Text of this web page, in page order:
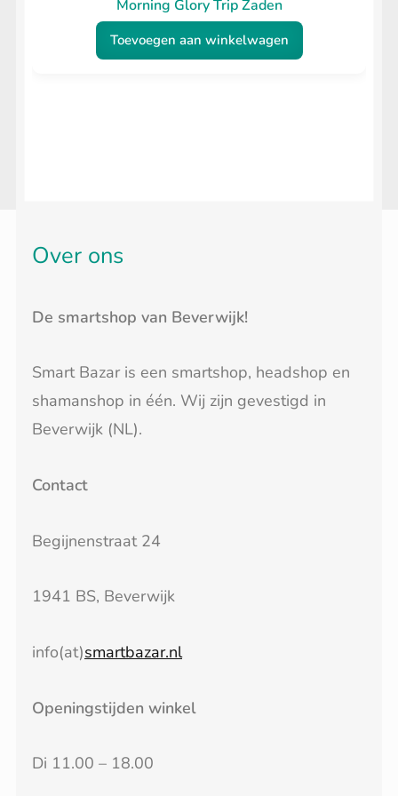
Morning Glory Trip Zaden
Toevoegen aan winkelwagen
Over ons
De smartshop van Beverwijk!
Smart Bazar is een smartshop, headshop en
shamanshop in één. Wij zijn gevestigd in
Beverwijk (NL).
Contact
Begijnenstraat 24
1941 BS, Beverwijk
info(at)smartbazar.nl
Openingstijden winkel
Di 11.00 – 18.00